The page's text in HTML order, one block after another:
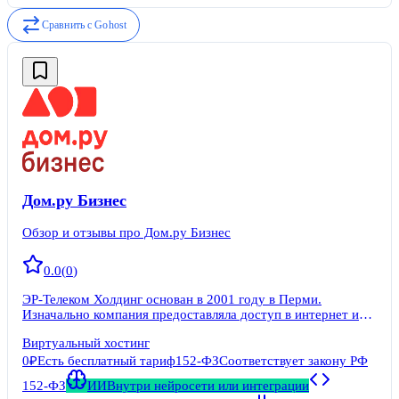
Сравнить сGohost
Дом.ру Бизнес
Обзор и отзывы про Дом.ру Бизнес
0.0(0)
ЭР-Телеком Холдинг основан в 2001 году в Перми.
Изначально компания предоставляла доступ в интернет и
охватывает более 500 городов, частная абонентская база
превышает 14 млн домохозяйств. Бренд Дом.
Виртуальный хостинг
0₽Есть бесплатный тариф152-ФЗСоответствует закону РФ
152-ФЗ
ИИВнутри нейросети или интеграции